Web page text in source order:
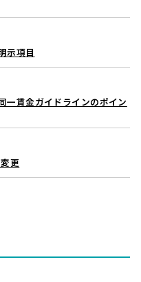
示項目
一賃金ガイドラインのポイン
更